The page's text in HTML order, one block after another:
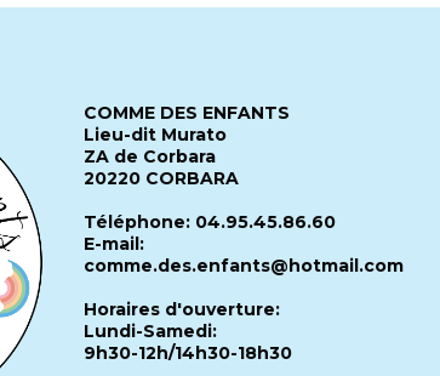
COMME DES ENFANTS
Lieu-dit Murato
ZA de Corbara
20220 CORBARA
Téléphone: 04.95.45.86.60
E-mail:
comme.des.enfants@hotmail.com
Horaires d'ouverture:
Lundi-Samedi:
9h30-12h/14h30-18h30